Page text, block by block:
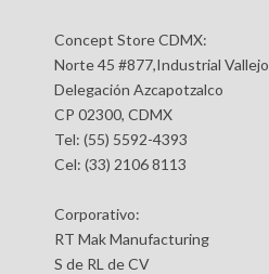
Concept Store CDMX:
Norte 45 #877,Industrial Vallejo
Delegación Azcapotzalco
CP 02300, CDMX
Tel: (55) 5592-4393
Cel: (33) 2106 8113
Corporativo:
RT Mak Manufacturing
S de RL de CV